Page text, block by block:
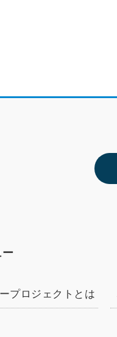
ー
プロジェクトとは